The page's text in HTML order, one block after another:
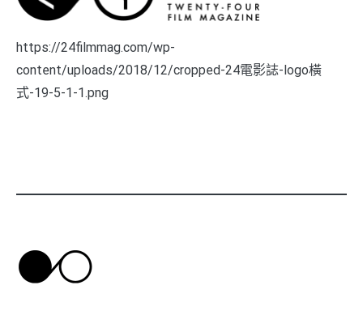
https://24filmmag.com/wp-
content/uploads/2018/12/cropped-24電影誌-logo橫
式-19-5-1-1.png